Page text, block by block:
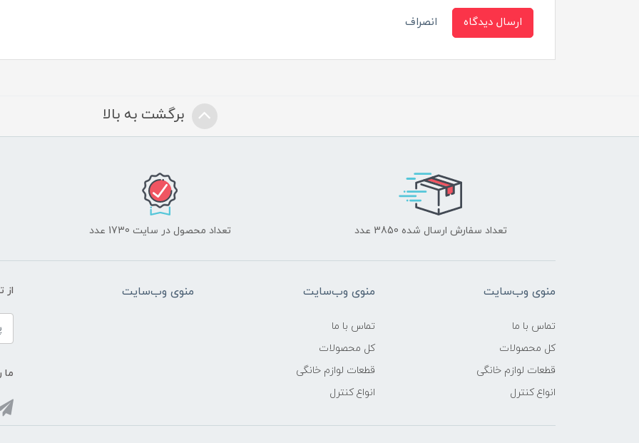
ارسال دیدگاه انصراف
برگشت به بالا
تعداد سفارش ارسال شده 3850 عدد تعداد محصول در سایت 1730 عدد
منوی وب‌سایت
تماس با ما
کل محصولات
قطعات لوازم خانگی
انواع کنترل
منوی وب‌سایت
تماس با ما
کل محصولات
قطعات لوازم خانگی
انواع کنترل
منوی وب‌سایت از
ما